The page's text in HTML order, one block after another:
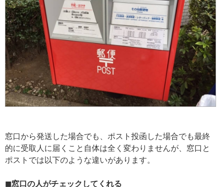
窓口から発送した場合でも、ポスト投函した場合でも最終
的に受取人に届くこと自体は全く変わりませんが、窓口と
ポストでは以下のような違いがあります。
◼窓口の人がチェックしてくれる